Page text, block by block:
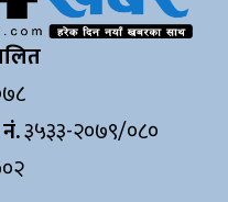
३५३३-२०७९/०८०